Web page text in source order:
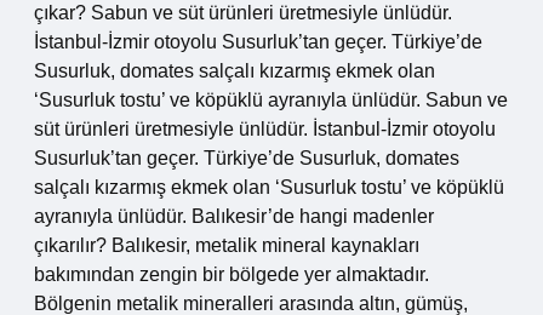
çıkar? Sabun ve süt ürünleri üretmesiyle ünlüdür.
İstanbul-İzmir otoyolu Susurluk’tan geçer. Türkiye’de
Susurluk, domates salçalı kızarmış ekmek olan
‘Susurluk tostu’ ve köpüklü ayranıyla ünlüdür. Sabun ve
süt ürünleri üretmesiyle ünlüdür. İstanbul-İzmir otoyolu
Susurluk’tan geçer. Türkiye’de Susurluk, domates
salçalı kızarmış ekmek olan ‘Susurluk tostu’ ve köpüklü
ayranıyla ünlüdür. Balıkesir’de hangi madenler
çıkarılır? Balıkesir, metalik mineral kaynakları
bakımından zengin bir bölgede yer almaktadır.
Bölgenin metalik mineralleri arasında altın, gümüş,